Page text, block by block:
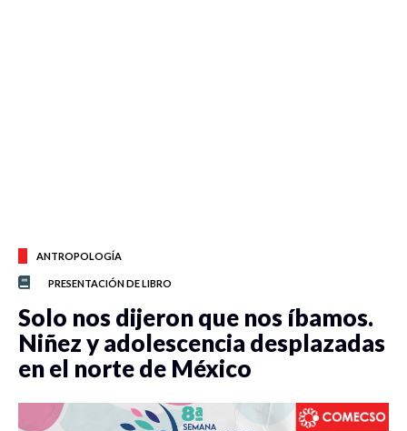
ANTROPOLOGÍA
PRESENTACIÓN DE LIBRO
Solo nos dijeron que nos íbamos.
Niñez y adolescencia desplazadas
en el norte de México